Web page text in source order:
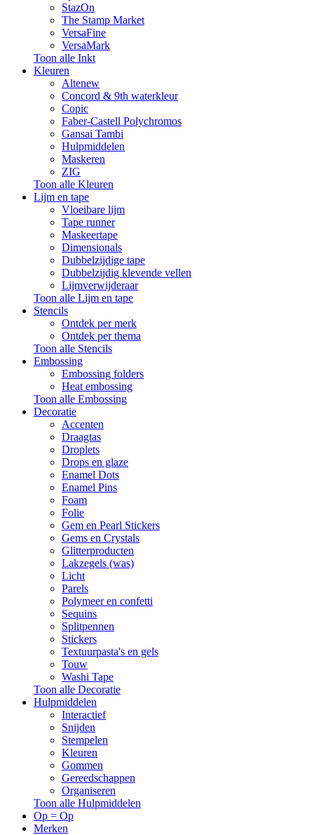
StazOn
The Stamp Market
VersaFine
VersaMark
Toon alle Inkt
Kleuren
Altenew
Concord & 9th waterkleur
Copic
Faber-Castell Polychromos
Gansai Tambi
Hulpmiddelen
Maskeren
ZIG
Toon alle Kleuren
Lijm en tape
Vloeibare lijm
Tape runner
Maskeertape
Dimensionals
Dubbelzijdige tape
Dubbelzijdig klevende vellen
Lijmverwijderaar
Toon alle Lijm en tape
Stencils
Ontdek per merk
Ontdek per thema
Toon alle Stencils
Embossing
Embossing folders
Heat embossing
Toon alle Embossing
Decoratie
Accenten
Draagtas
Droplets
Drops en glaze
Enamel Dots
Enamel Pins
Foam
Folie
Gem en Pearl Stickers
Gems en Crystals
Glitterproducten
Lakzegels (was)
Licht
Parels
Polymeer en confetti
Sequins
Splitpennen
Stickers
Textuurpasta's en gels
Touw
Washi Tape
Toon alle Decoratie
Hulpmiddelen
Interactief
Snijden
Stempelen
Kleuren
Gommen
Gereedschappen
Organiseren
Toon alle Hulpmiddelen
Op = Op
Merken